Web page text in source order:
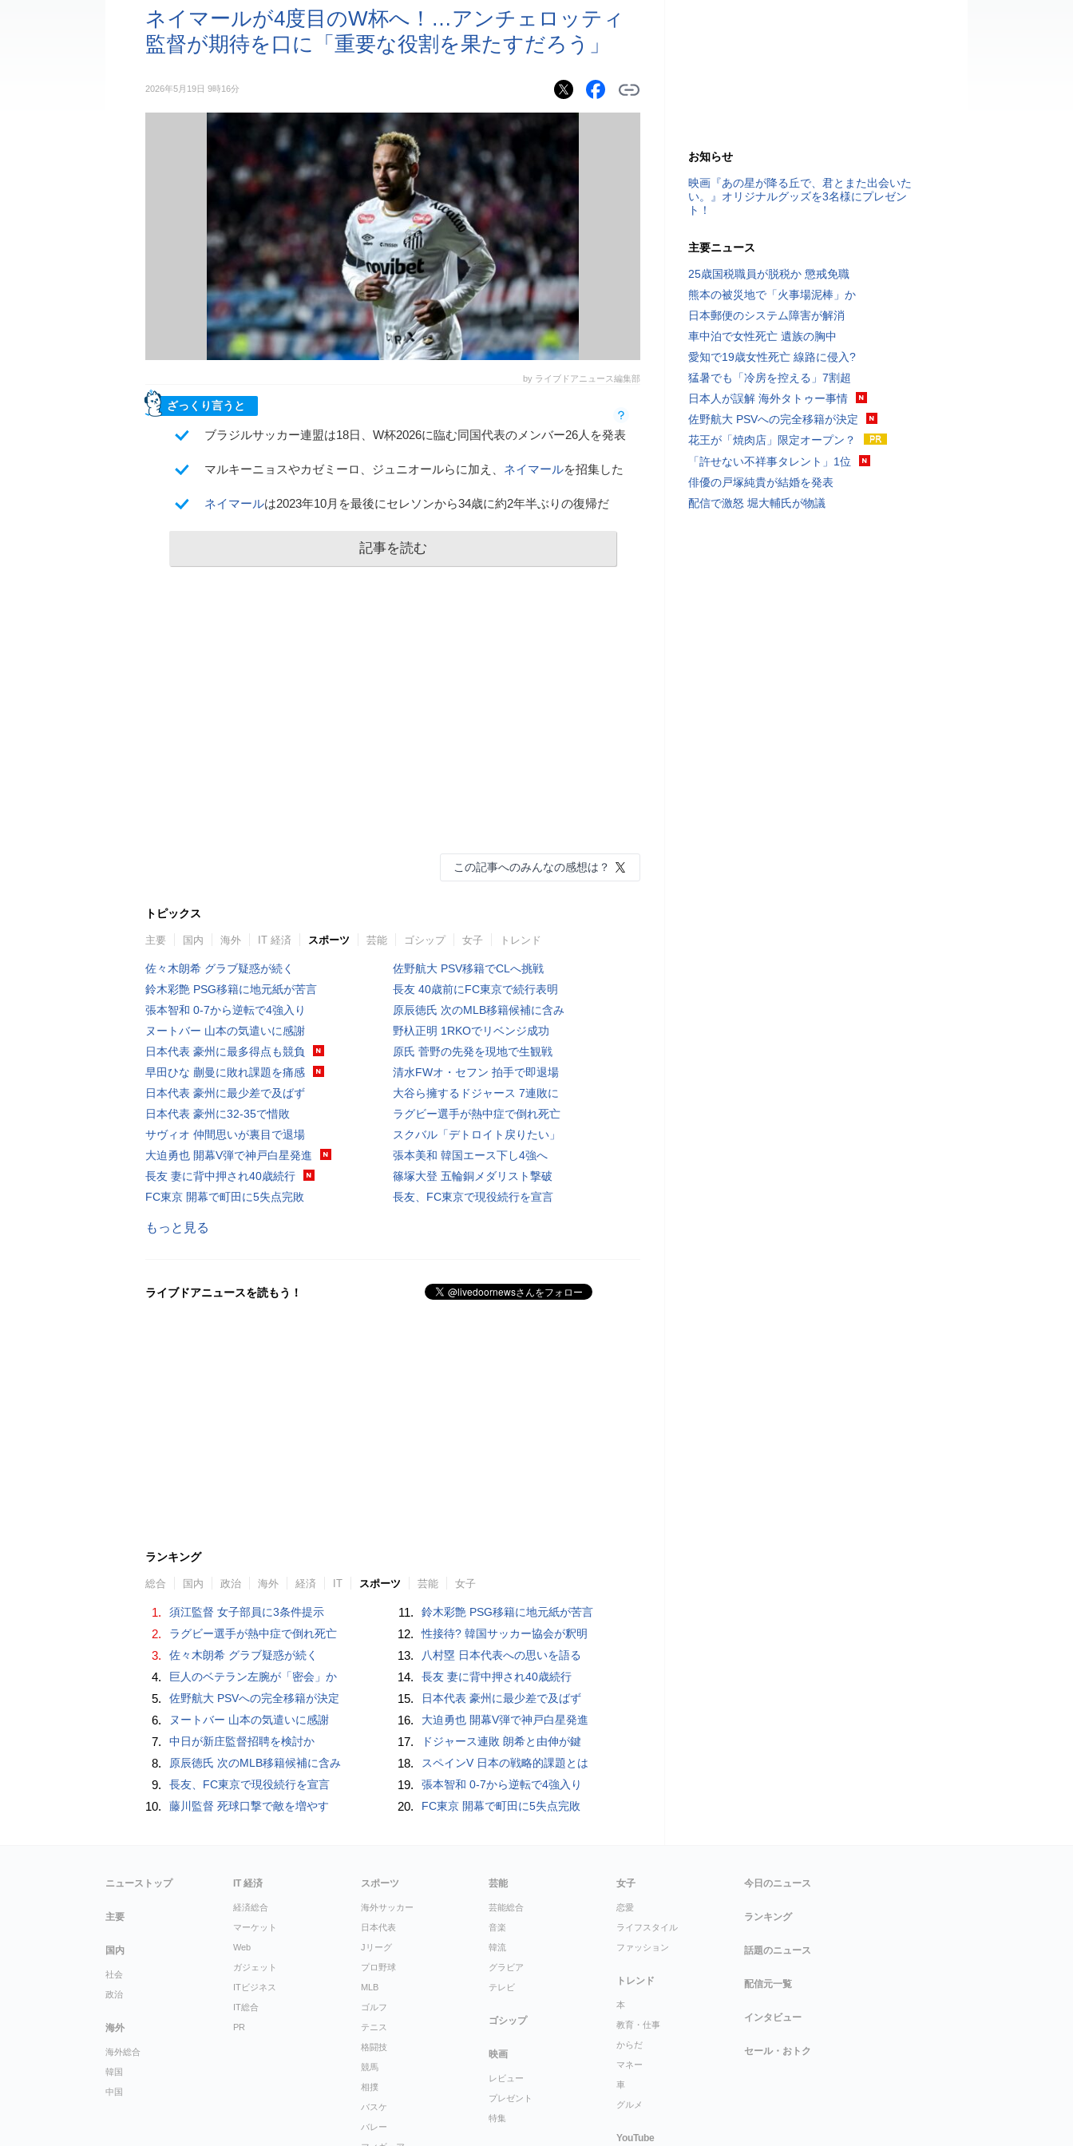
ネイマールが4度目のW杯へ！…アンチェロッティ
監督が期待を口に「重要な役割を果たすだろう」
2026年5月19日 9時16分
by ライブドアニュース編集部
ざっくり言うと
ブラジルサッカー連盟は18日、W杯2026に臨む同国代表のメンバー26人を発表
マルキーニョスやカゼミーロ、ジュニオールらに加え、 ネイマールを招集した
ネイマールは2023年10月を最後にセレソンから34歳に約2年半ぶりの復帰だ
記事を読む
この記事へのみんなの感想は？
トピックス
主要 国内 海外 IT 経済 スポーツ 芸能 ゴシップ 女子 トレンド
佐々木朗希 グラブ疑惑が続く
鈴木彩艶 PSG移籍に地元紙が苦言
張本智和 0-7から逆転で4強入り
ヌートバー 山本の気遣いに感謝
日本代表 豪州に最多得点も競負
早田ひな 蒯曼に敗れ課題を痛感
日本代表 豪州に最少差で及ばず
日本代表 豪州に32-35で惜敗
サヴィオ 仲間思いが裏目で退場
大迫勇也 開幕V弾で神戸白星発進
長友 妻に背中押され40歳続行
FC東京 開幕で町田に5失点完敗
佐野航大 PSV移籍でCLへ挑戦
長友 40歳前にFC東京で続行表明
原辰徳氏 次のMLB移籍候補に含み
野杁正明 1RKOでリベンジ成功
原氏 菅野の先発を現地で生観戦
清水FWオ・セフン 拍手で即退場
大谷ら擁するドジャース 7連敗に
ラグビー選手が熱中症で倒れ死亡
スクバル「デトロイト戻りたい」
張本美和 韓国エース下し4強へ
篠塚大登 五輪銅メダリスト撃破
長友、FC東京で現役続行を宣言
もっと見る
ライブドアニュースを読もう！
ランキング
総合 国内 政治 海外 経済 IT スポーツ 芸能 女子
1. 須江監督 女子部員に3条件提示
2. ラグビー選手が熱中症で倒れ死亡
3. 佐々木朗希 グラブ疑惑が続く
4. 巨人のベテラン左腕が「密会」か
5. 佐野航大 PSVへの完全移籍が決定
6. ヌートバー 山本の気遣いに感謝
7. 中日が新庄監督招聘を検討か
8. 原辰徳氏 次のMLB移籍候補に含み
9. 長友、FC東京で現役続行を宣言
10. 藤川監督 死球口撃で敵を増やす
11. 鈴木彩艶 PSG移籍に地元紙が苦言
12. 性接待? 韓国サッカー協会が釈明
13. 八村塁 日本代表への思いを語る
14. 長友 妻に背中押され40歳続行
15. 日本代表 豪州に最少差で及ばず
16. 大迫勇也 開幕V弾で神戸白星発進
17. ドジャース連敗 朗希と由伸が鍵
18. スペインV 日本の戦略的課題とは
19. 張本智和 0-7から逆転で4強入り
20. FC東京 開幕で町田に5失点完敗
お知らせ
映画『あの星が降る丘で、君とまた出会いた
い。』オリジナルグッズを3名様にプレゼン
ト！
主要ニュース
25歳国税職員が脱税か 懲戒免職
熊本の被災地で「火事場泥棒」か
日本郵便のシステム障害が解消
車中泊で女性死亡 遺族の胸中
愛知で19歳女性死亡 線路に侵入?
猛暑でも「冷房を控える」7割超
日本人が誤解 海外タトゥー事情
佐野航大 PSVへの完全移籍が決定
花王が「焼肉店」限定オープン？
「許せない不祥事タレント」1位
俳優の戸塚純貴が結婚を発表
配信で激怒 堀大輔氏が物議
ニューストップ
主要
国内
社会
政治
海外
海外総合
韓国
中国
IT 経済
経済総合
マーケット
Web
ガジェット
ITビジネス
IT総合
PR
スポーツ
海外サッカー
日本代表
Jリーグ
プロ野球
MLB
ゴルフ
テニス
格闘技
競馬
相撲
バスケ
バレー
芸能
芸能総合
音楽
韓流
グラビア
テレビ
ゴシップ
映画
レビュー
プレゼント
特集
女子
恋愛
ライフスタイル
ファッション
トレンド
本
教育・仕事
からだ
マネー
車
グルメ
YouTube
今日のニュース
ランキング
話題のニュース
配信元一覧
インタビュー
セール・おトク